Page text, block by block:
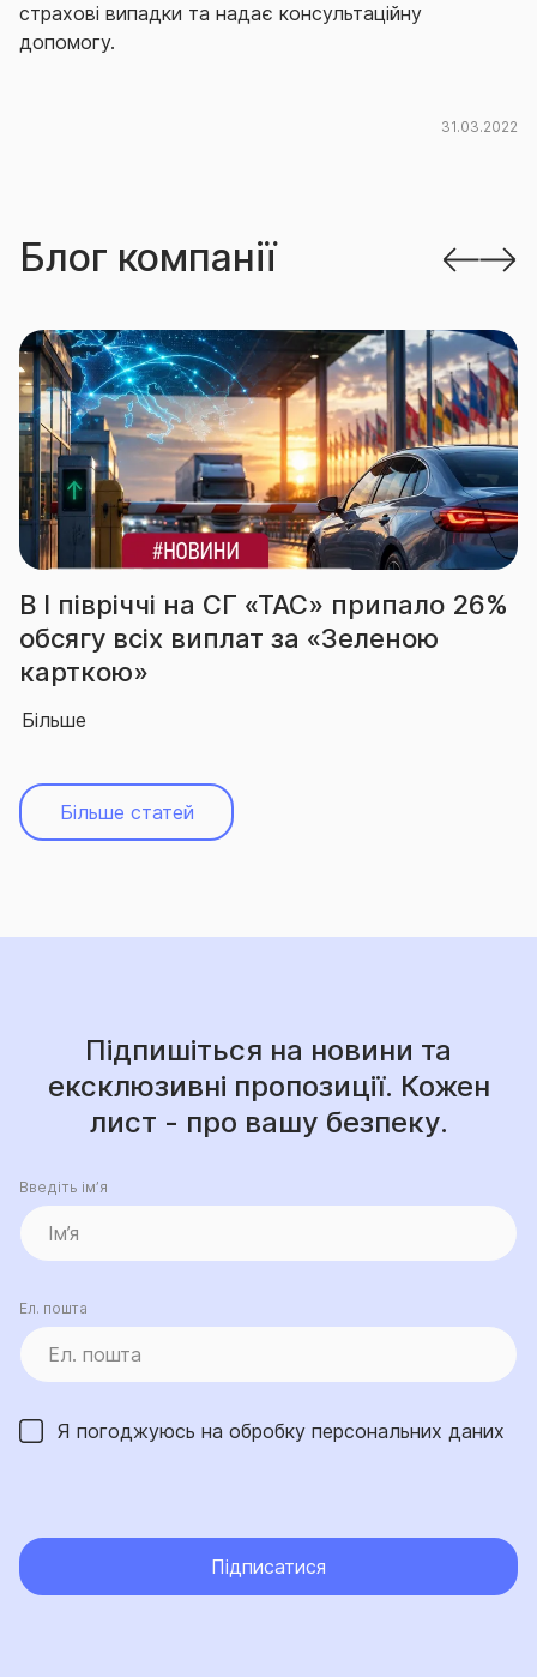
страхові випадки та надає консультаційну
допомогу.
31.03.2022
Блог компанії
на СГ «ТАС» припало 26%
виплат за «Зеленою
За
Більше статей
Підпишіться на новини та
ексклюзивні пропозиції. Кожен
лист - про вашу безпеку.
Введіть ім’я
Ел. пошта
Я погоджуюсь на обробку персональних даних
Підписатися